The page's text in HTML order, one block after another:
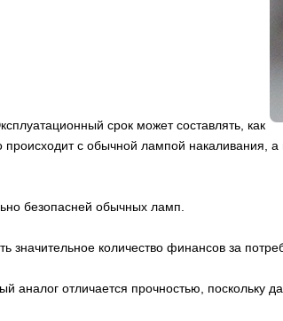
срок может составлять, как
с обычной лампой накаливания,
безопасней обычных ламп.
количество финансов за
отличается прочностью, поскольку